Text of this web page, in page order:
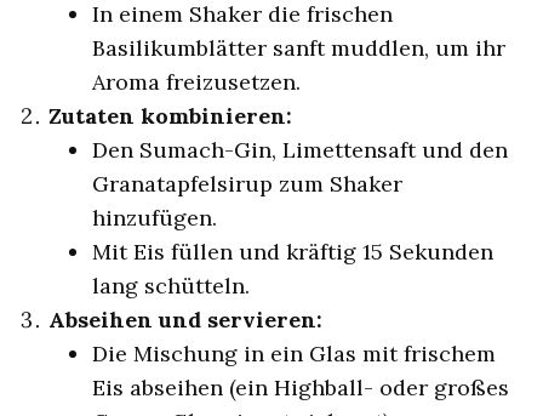
In einem Shaker die frischen
Basilikumblätter sanft muddlen, um ihr
Aroma freizusetzen.
Zutaten kombinieren:
Den Sumach-Gin, Limettensaft und den
Granatapfelsirup zum Shaker
hinzufügen.
Mit Eis füllen und kräftig 15 Sekunden
lang schütteln.
Abseihen und servieren:
Die Mischung in ein Glas mit frischem
Eis abseihen (ein Highball- oder großes